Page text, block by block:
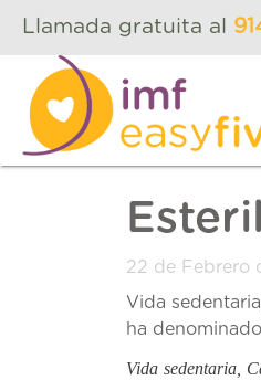
Llamada gratuita al
22 de Febrero
Vida
ha
Vida sedentaria,